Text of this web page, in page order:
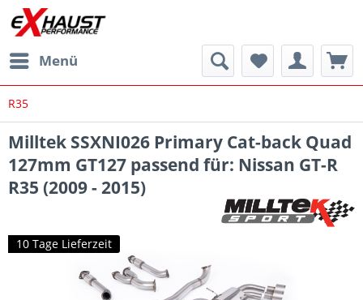
Menü
R35
Milltek SSXNI026 Primary Cat-back Quad
127mm GT127 passend für: Nissan GT-R
R35 (2009 - 2015)
10 Tage Lieferzeit